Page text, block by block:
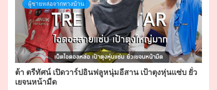
ผู้ชายหล่อจากทางบ้าน
ต้า ตรีทัศน์ เปิดวาร์ปอินฟลูหนุ่มอีสาน เป้าตุงหุ่นแซ่บ ยั่ว
เยจนหน้ามืด